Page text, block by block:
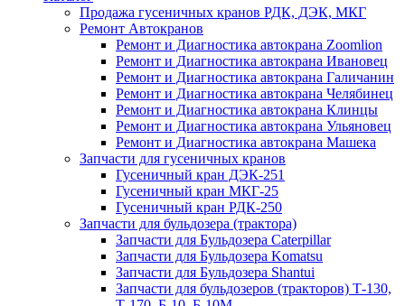
Продажа гусеничных кранов РДК, ДЭК, МКГ
Ремонт Автокранов
Ремонт и Диагностика автокрана Zoomlion
Ремонт и Диагностика автокрана Ивановец
Ремонт и Диагностика автокрана Галичанин
Ремонт и Диагностика автокрана Челябинец
Ремонт и Диагностика автокрана Клинцы
Ремонт и Диагностика автокрана Ульяновец
Ремонт и Диагностика автокрана Машека
Запчасти для гусеничных кранов
Гусеничный кран ДЭК-251
Гусеничный кран МКГ-25
Гусеничный кран РДК-250
Запчасти для бульдозера (трактора)
Запчасти для Бульдозера Caterpillar
Запчасти для Бульдозера Komatsu
Запчасти для Бульдозера Shantui
Запчасти для бульдозеров (тракторов) Т-130,